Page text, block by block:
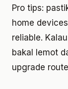
Pro tips:
home
reliable.
bakal lemot
upgrade